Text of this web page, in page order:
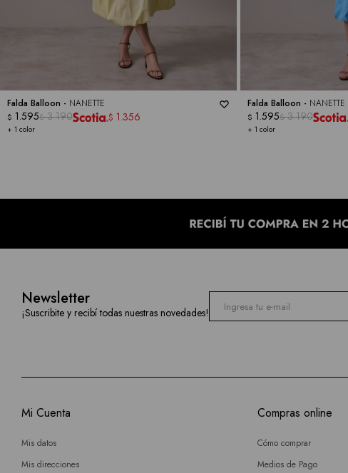
Falda Balloon - NANETTE
+ 1 color
$ 1.595$ 3.190 $ 1.356
Falda Balloon - NANETTE
+ 1 color
$ 1.595$ 3.190
Newsletter
¡Suscribite y recibí todas nuestras novedades!
Mi Cuenta
Mis datos
Mis direcciones
Compras online
Cómo comprar
Medios de Pago